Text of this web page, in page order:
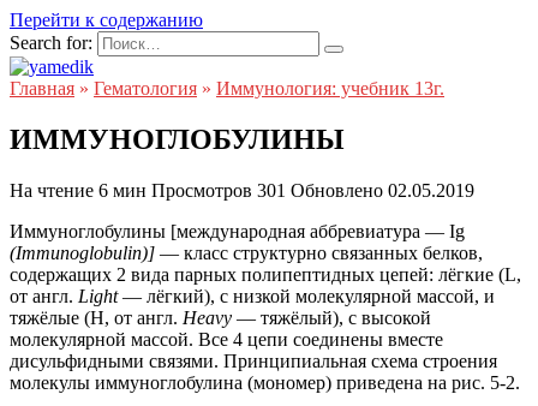
Перейти к содержанию
Search for:
Главная » Гематология » Иммунология: учебник 13г.
ИММУНОГЛОБУЛИНЫ
На чтение 6 мин Просмотров 301 Обновлено 02.05.2019
Иммуноглобулины [международная аббревиатура — Ig
(Immunoglobulin)] — класс структурно связанных белков,
содержащих 2 вида парных полипептидных цепей: лёгкие (L,
от англ. Light— лёгкий), с низкой молекулярной массой, и
тяжёлые (H, от англ. Heavy — тяжёлый), с высокой
молекулярной массой. Все 4 цепи соединены вместе
дисульфидными связями. Принципиальная схема строения
молекулы иммуноглобулина (мономер) приведена на рис. 5-2.